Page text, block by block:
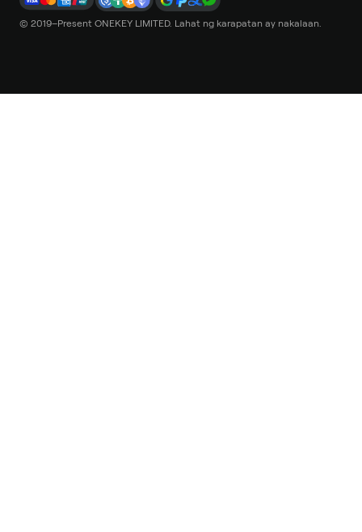
© 2019–Present ONEKEY LIMITED. Lahat ng karapatan ay nakalaan.